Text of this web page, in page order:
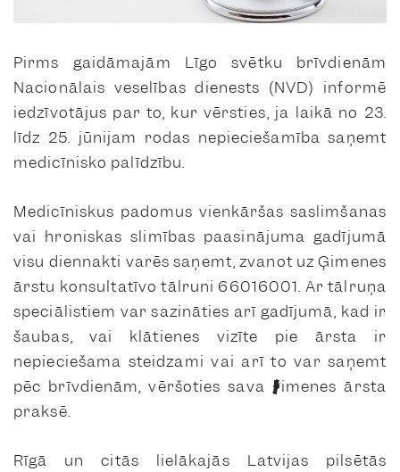
Pirms gaidāmajām Līgo svētku brīvdienām
Nacionālais veselības dienests (NVD) informē
iedzīvotājus par to, kur vērsties, ja laikā no 23.
līdz 25. jūnijam rodas nepieciešamība saņemt
medicīnisko palīdzību.
Medicīniskus padomus vienkāršas saslimšanas
vai hroniskas slimības paasinājuma gadījumā
visu diennakti varēs saņemt, zvanot uz Ģimenes
ārstu konsultatīvo tālruni 66016001. Ar tālruņa
speciālistiem var sazināties arī gadījumā, kad ir
šaubas, vai klātienes vizīte pie ārsta ir
nepieciešama steidzami vai arī to var saņemt
pēc brīvdienām, vēršoties sava ģimenes ārsta
praksē.
Rīgā un citās lielākajās Latvijas pilsētās